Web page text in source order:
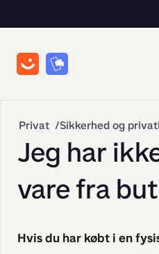
Privat Sikkerhed og
Jeg har
vare fra
Hvis du har købt i en